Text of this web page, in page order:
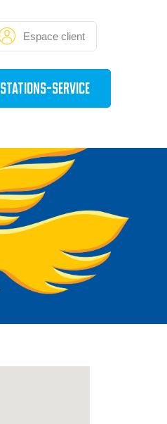
Espace client
Stations-service